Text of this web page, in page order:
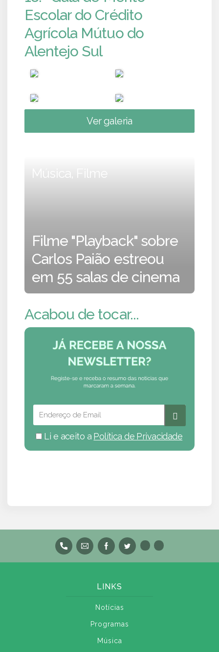
Escolar do Crédito
Agrícola Mútuo do
Alentejo Sul
Ver galeria
Música, Filme
Filme "Playback" sobre
Carlos Paião estreou
em 55 salas de cinema
Acabou de tocar...
Li e aceito a Política de Privacidade
LINKS
Notícias
Programas
Música